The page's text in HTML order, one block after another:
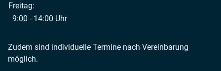
Freitag:
9:00 - 14:00 Uhr
Zudem sind individuelle Termine nach Vereinbarung
möglich.